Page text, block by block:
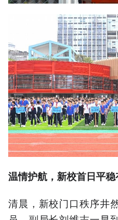
温情护航，新校首日平
清晨，新校门口秩序井